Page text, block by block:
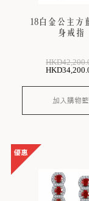
18白金公主方
身戒指
HKD42,200
HKD34,200
加入購物籃